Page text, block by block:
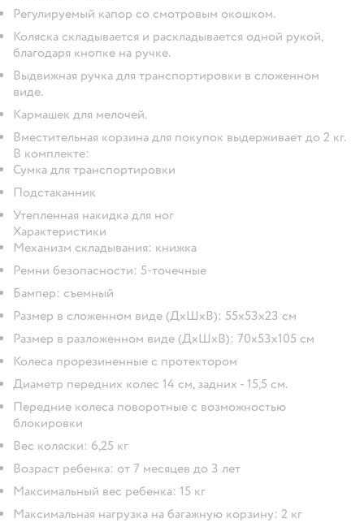
Регулируемый капор со смотровым окошком.
Коляска складывается и раскладывается одной рукой,
благодаря кнопке на ручке.
Выдвижная ручка для транспортировки в сложенном
виде.
Кармашек для мелочей.
Вместительная корзина для покупок выдерживает до 2 кг.
В комплекте:
Сумка для транспортировки
Подстаканник
Утепленная накидка для ног
Характеристики
Механизм складывания: книжка
Ремни безопасности: 5-точечные
Бампер: съемный
Размер в сложенном виде (ДхШхВ): 55х53х23 см
Размер в разложенном виде (ДхШхВ): 70х53х105 см
Колеса прорезиненные с протектором
Диаметр передних колес 14 см, задних - 15,5 см.
Передние колеса поворотные с возможностью
блокировки
Вес коляски: 6,25 кг
Возраст ребенка: от 7 месяцев до 3 лет
Максимальный вес ребенка: 15 кг
Максимальная нагрузка на багажную корзину: 2 кг